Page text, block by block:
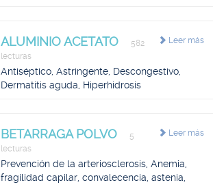
Leer más
ALUMINIO ACETATO
582
lecturas
Antiséptico, Astringente, Descongestivo,
Dermatitis aguda, Hiperhidrosis
Leer más
BETARRAGA POLVO
5
lecturas
Prevención de la arteriosclerosis, Anemia,
fragilidad capilar, convalecencia, astenia,